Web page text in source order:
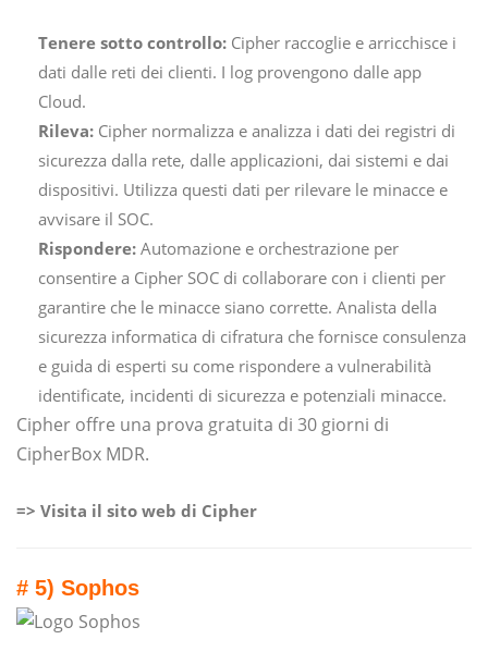
Tenere sotto controllo: Cipher raccoglie e arricchisce i
dati dalle reti dei clienti. I log provengono dalle app
Cloud.
Rileva: Cipher normalizza e analizza i dati dei registri di
sicurezza dalla rete, dalle applicazioni, dai sistemi e dai
dispositivi. Utilizza questi dati per rilevare le minacce e
avvisare il SOC.
Rispondere: Automazione e orchestrazione per
consentire a Cipher SOC di collaborare con i clienti per
garantire che le minacce siano corrette. Analista della
sicurezza informatica di cifratura che fornisce consulenza
e guida di esperti su come rispondere a vulnerabilità
identificate, incidenti di sicurezza e potenziali minacce.
Cipher offre una prova gratuita di 30 giorni di
CipherBox MDR.
=> Visita il sito web di Cipher
# 5) Sophos